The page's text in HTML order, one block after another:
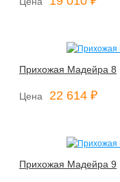
Прихожая Мадейра 8
Цена 22 614 ₽
Прихожая Мадейра 9